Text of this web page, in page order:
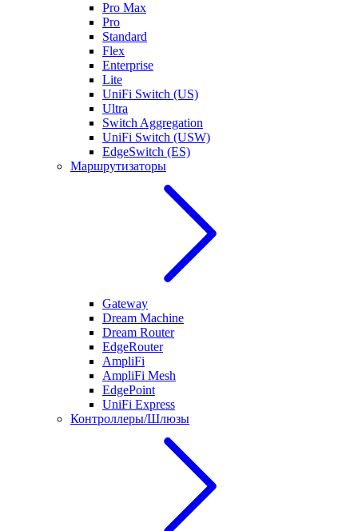
Pro Max
Pro
Standard
Flex
Enterprise
Lite
UniFi Switch (US)
Ultra
Switch Aggregation
UniFi Switch (USW)
EdgeSwitch (ES)
Маршрутизаторы
Gateway
Dream Machine
Dream Router
EdgeRouter
AmpliFi
AmpliFi Mesh
EdgePoint
UniFi Express
Контроллеры/Шлюзы